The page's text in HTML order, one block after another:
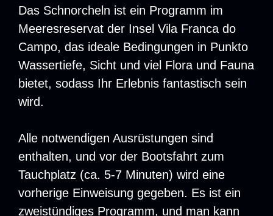
Das Schnorcheln ist ein Programm im
Meeresreservat der Insel Vila Franca do
Campo, das ideale Bedingungen in Punkto
Wassertiefe, Sicht und viel Flora und Fauna
bietet, sodass Ihr Erlebnis fantastisch sein
wird.
Alle notwendigen Ausrüstungen sind
enthalten, und vor der Bootsfahrt zum
Tauchplatz (ca. 5-7 Minuten) wird eine
vorherige Einweisung gegeben. Es ist ein
zweistündiges Programm, und man kann